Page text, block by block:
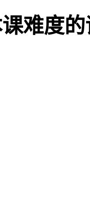
难度